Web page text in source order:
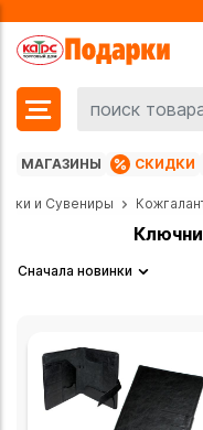
МАГАЗИНЫ СКИДКИ
и Сувениры
Сначала новинки